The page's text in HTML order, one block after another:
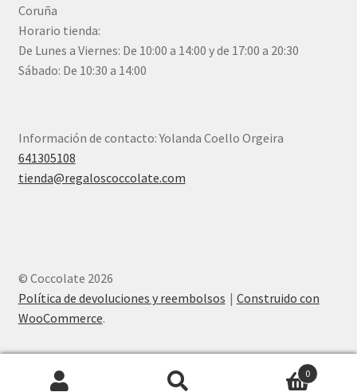
Coruña
Horario tienda:
De Lunes a Viernes: De 10:00 a 14:00 y de 17:00 a 20:30
Sábado: De 10:30 a 14:00
Información de contacto: Yolanda Coello Orgeira
641305108
tienda@regaloscoccolate.com
© Coccolate 2026
Política de devoluciones y reembolsos
Construido con
WooCommerce.
0